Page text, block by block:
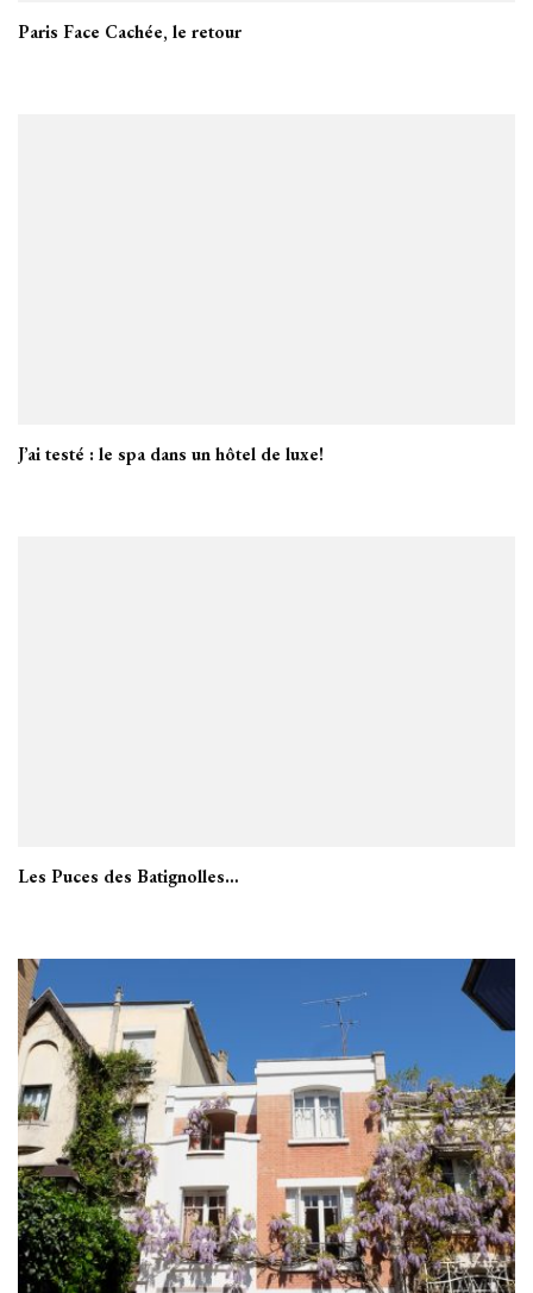
Paris Face Cachée, le retour
J’ai testé : le spa dans un hôtel de luxe!
Les Puces des Batignolles…